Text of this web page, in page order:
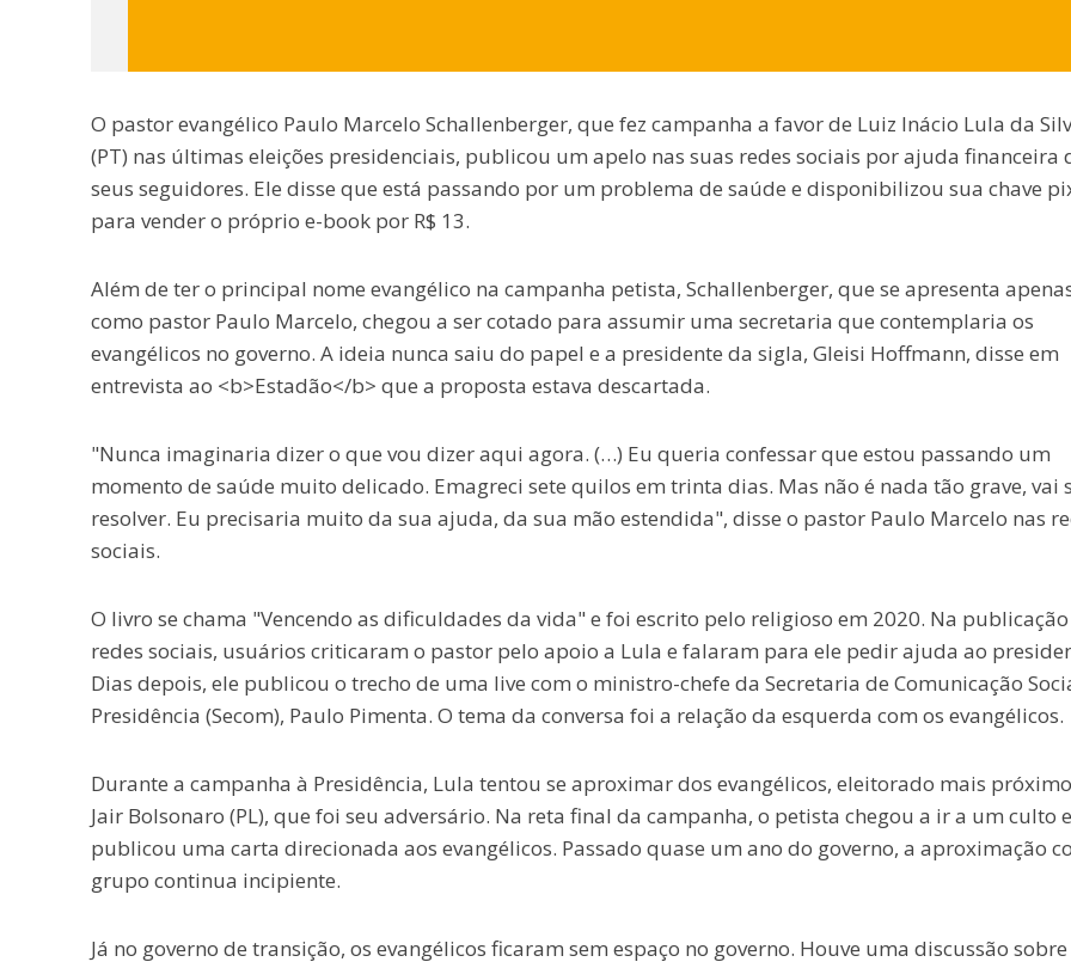
O pastor evangélico Paulo Marcelo Schallenberger, que fez campanha a favor de Luiz Inácio Lula da
(PT) nas últimas eleições presidenciais, publicou um apelo nas suas redes sociais por ajuda financeira
seus seguidores. Ele disse que está passando por um problema de saúde e disponibilizou sua chave
para vender o próprio e-book por R$ 13.
Além de ter o principal nome evangélico na campanha petista, Schallenberger, que se apresenta
como pastor Paulo Marcelo, chegou a ser cotado para assumir uma secretaria que contemplaria os
evangélicos no governo. A ideia nunca saiu do papel e a presidente da sigla, Gleisi Hoffmann, disse em
entrevista ao <b>Estadão</b> que a proposta estava descartada.
"Nunca imaginaria dizer o que vou dizer aqui agora. (…) Eu queria confessar que estou passando um
momento de saúde muito delicado. Emagreci sete quilos em trinta dias. Mas não é nada tão grave, vai
resolver. Eu precisaria muito da sua ajuda, da sua mão estendida", disse o pastor Paulo Marcelo nas
sociais.
O livro se chama "Vencendo as dificuldades da vida" e foi escrito pelo religioso em 2020. Na
redes sociais, usuários criticaram o pastor pelo apoio a Lula e falaram para ele pedir ajuda ao
Dias depois, ele publicou o trecho de uma live com o ministro-chefe da Secretaria de Comunicação
Presidência (Secom), Paulo Pimenta. O tema da conversa foi a relação da esquerda com os evangélicos.
Durante a campanha à Presidência, Lula tentou se aproximar dos evangélicos, eleitorado mais
Jair Bolsonaro (PL), que foi seu adversário. Na reta final da campanha, o petista chegou a ir a um culto e
publicou uma carta direcionada aos evangélicos. Passado quase um ano do governo, a aproximação
grupo continua incipiente.
Já no governo de transição, os evangélicos ficaram sem espaço no governo. Houve uma discussão sobre